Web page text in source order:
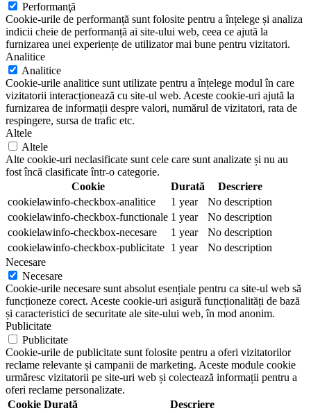
Performanţă
Cookie-urile de performanță sunt folosite pentru a înțelege și analiza
indicii cheie de performanță ai site-ului web, ceea ce ajută la
furnizarea unei experiențe de utilizator mai bune pentru vizitatori.
Analitice
Analitice
Cookie-urile analitice sunt utilizate pentru a înțelege modul în care
vizitatorii interacționează cu site-ul web. Aceste cookie-uri ajută la
furnizarea de informații despre valori, numărul de vizitatori, rata de
respingere, sursa de trafic etc.
Altele
Altele
Alte cookie-uri neclasificate sunt cele care sunt analizate și nu au
fost încă clasificate într-o categorie.
Cookie
Durată
Descriere
cookielawinfo-checkbox-analitice
1 year
No description
cookielawinfo-checkbox-functionale 1 year
No description
cookielawinfo-checkbox-necesare
1 year
No description
cookielawinfo-checkbox-publicitate 1 year
No description
Necesare
Necesare
Cookie-urile necesare sunt absolut esențiale pentru ca site-ul web să
funcționeze corect. Aceste cookie-uri asigură funcționalități de bază
și caracteristici de securitate ale site-ului web, în mod anonim.
Publicitate
Publicitate
Cookie-urile de publicitate sunt folosite pentru a oferi vizitatorilor
reclame relevante și campanii de marketing. Aceste module cookie
urmăresc vizitatorii pe site-uri web și colectează informații pentru a
oferi reclame personalizate.
Cookie Durată Descriere